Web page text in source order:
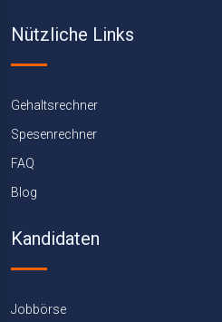
Nützliche Links
Gehaltsrechner
Spesenrechner
FAQ
Blog
Kandidaten
Jobbörse